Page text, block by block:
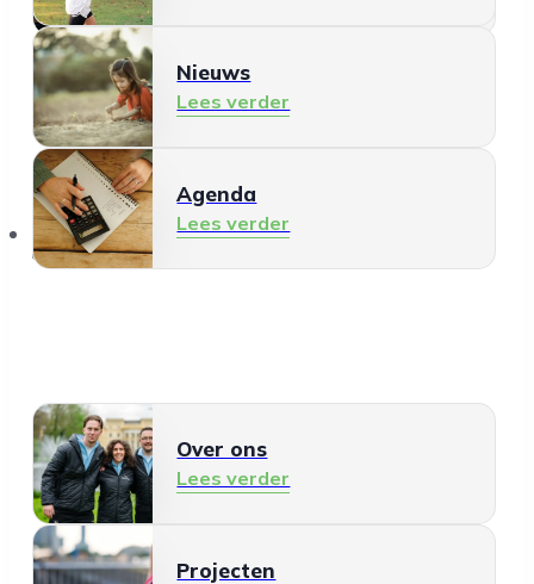
Nieuws
Lees verder
Agenda
Lees verder
Over ons
Over ons
Lees verder
Projecten